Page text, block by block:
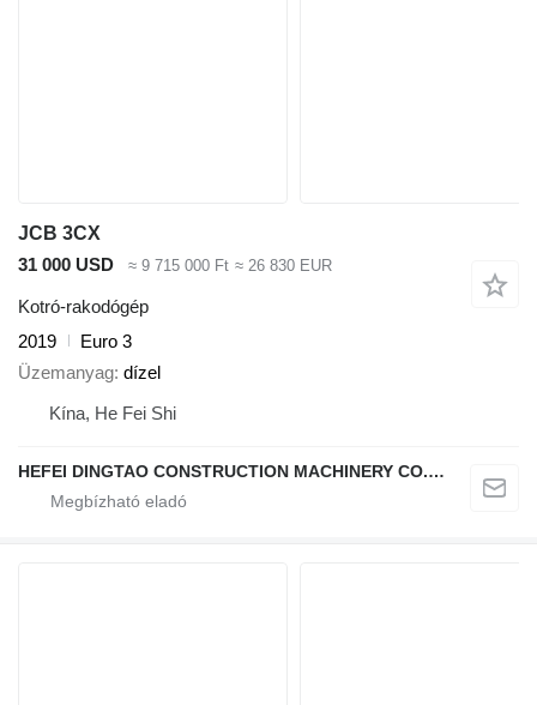
JCB 3CX
31 000 USD
≈ 9 715 000 Ft ≈ 26 830 EUR
Kotró-rakodógép
2019
Euro 3
Üzemanyag dízel
Kína, He Fei Shi
HEFEI DINGTAO CONSTRUCTION MACHINERY CO., LIMITED